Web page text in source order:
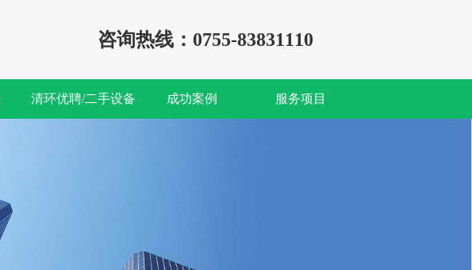
咨询热线：0755-83831110
清环优聘/二手设备 成功案例 服务项目